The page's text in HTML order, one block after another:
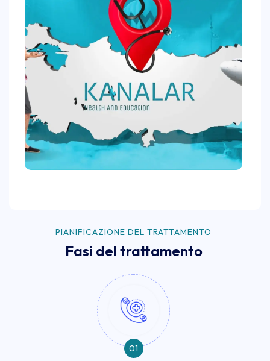
PIANIFICAZIONE DEL TRATTAMENTO
Fasi del trattamento
01